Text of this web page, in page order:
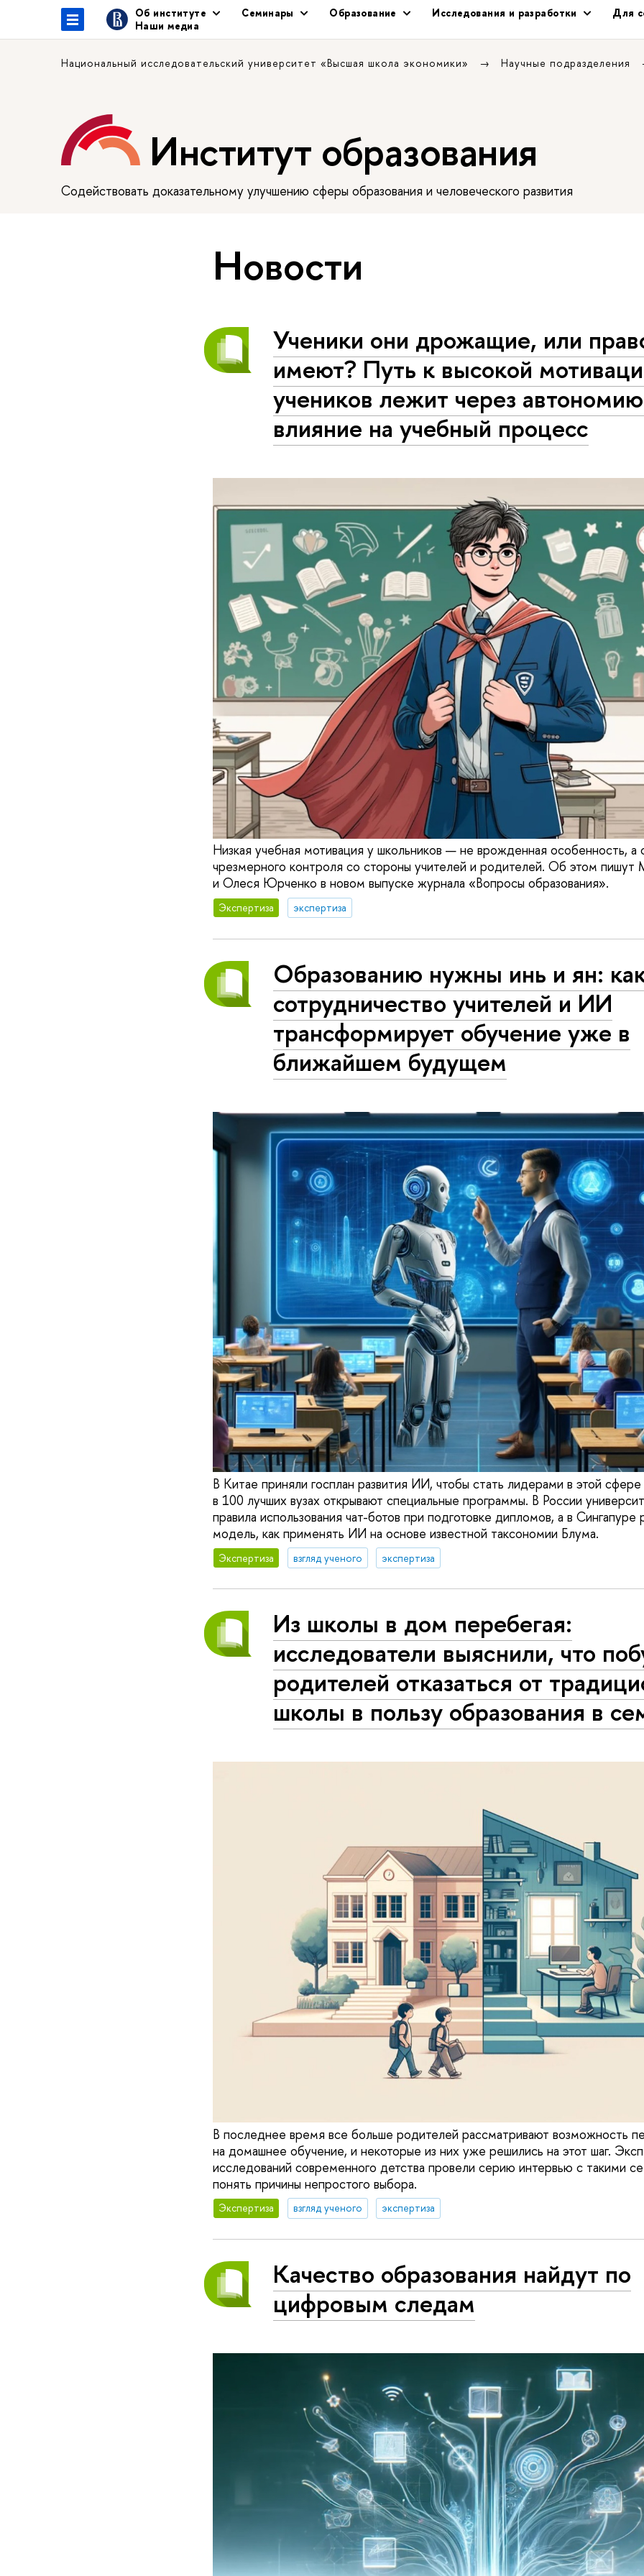
Об институте Семинары Образование Исследования и разработки
Для
Наши медиа
Национальный исследовательский университет «Высшая школа экономики» Научные подразделения
Институт образования
Содействовать доказательному улучшению сферы образования и человеческого развития
Новости
Ученики они дрожащие, или
имеют? Путь к высокой
учеников лежит через
влияние на учебный процесс
Низкая учебная мотивация у школьников — не врожденная особенность, а
чрезмерного контроля со стороны учителей и родителей. Об этом пишут
и Олеся Юрченко в новом выпуске журнала «Вопросы образования».
Экспертиза экспертиза
Образованию нужны инь и ян:
сотрудничество учителей и ИИ
трансформирует обучение уже в
ближайшем будущем
В Китае приняли госплан развития ИИ, чтобы стать лидерами в этой
в 100 лучших вузах открывают специальные программы. В России
правила использования чат-ботов при подготовке дипломов, а в Сингапуре
модель, как применять ИИ на основе известной таксономии Блума.
Экспертиза взгляд ученого экспертиза
Из школы в дом перебегая:
исследователи выяснили, что
родителей отказаться от
школы в пользу образования в
В последнее время все больше родителей рассматривают возможность
на домашнее обучение, и некоторые из них уже решились на этот шаг.
исследований современного детства провели серию интервью с такими
понять причины непростого выбора.
Экспертиза взгляд ученого экспертиза
Качество образования найдут по
цифровым следам